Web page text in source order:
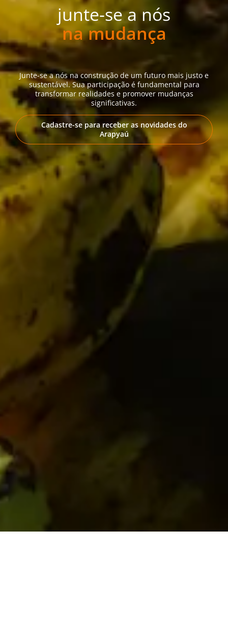
junte-se a nós
na mudança
Junte-se a nós na construção de um futuro mais justo e
sustentável. Sua participação é fundamental para
transformar realidades e promover mudanças
significativas.
Cadastre-se para receber as novidades do
Arapyaú